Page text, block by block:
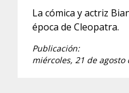
La cómica y actriz
época de Cleopatra.
Publicación:
miércoles, 21 de agosto